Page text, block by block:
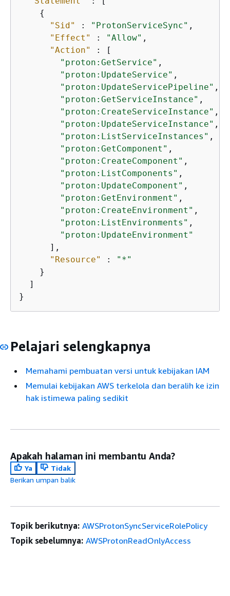
{
"Sid"
: "ProtonServiceSync" ,
"Effect"
: "Allow" ,
"Action"
: [
"proton:GetService" ,
"proton:UpdateService" ,
"proton:UpdateServicePipeline" ,
"proton:GetServiceInstance" ,
"proton:CreateServiceInstance" ,
"proton:UpdateServiceInstance" ,
"proton:ListServiceInstances" ,
"proton:GetComponent" ,
"proton:CreateComponent" ,
"proton:ListComponents" ,
"proton:UpdateComponent" ,
"proton:GetEnvironment" ,
"proton:CreateEnvironment" ,
"proton:ListEnvironments" ,
"proton:UpdateEnvironment"
      ],
"Resource"
:
"*"
    }
  ]
}
Pelajari selengkapnya
Memahami pembuatan versi untuk kebijakan IAM
Memulai kebijakan AWS terkelola dan beralih ke izin
hak istimewa paling sedikit
Apakah halaman ini membantu Anda?
Ya
Tidak
Berikan umpan balik
Topik berikutnya: AWSProtonSyncServiceRolePolicy
Topik sebelumnya: AWSProtonReadOnlyAccess